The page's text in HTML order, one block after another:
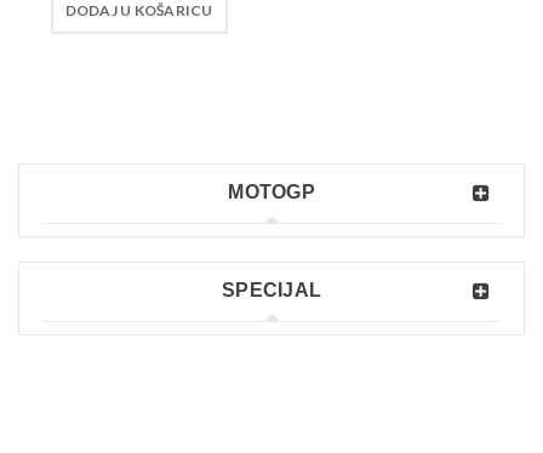
MOTOGP
SPECIJAL
DODAJ U KOŠARICU